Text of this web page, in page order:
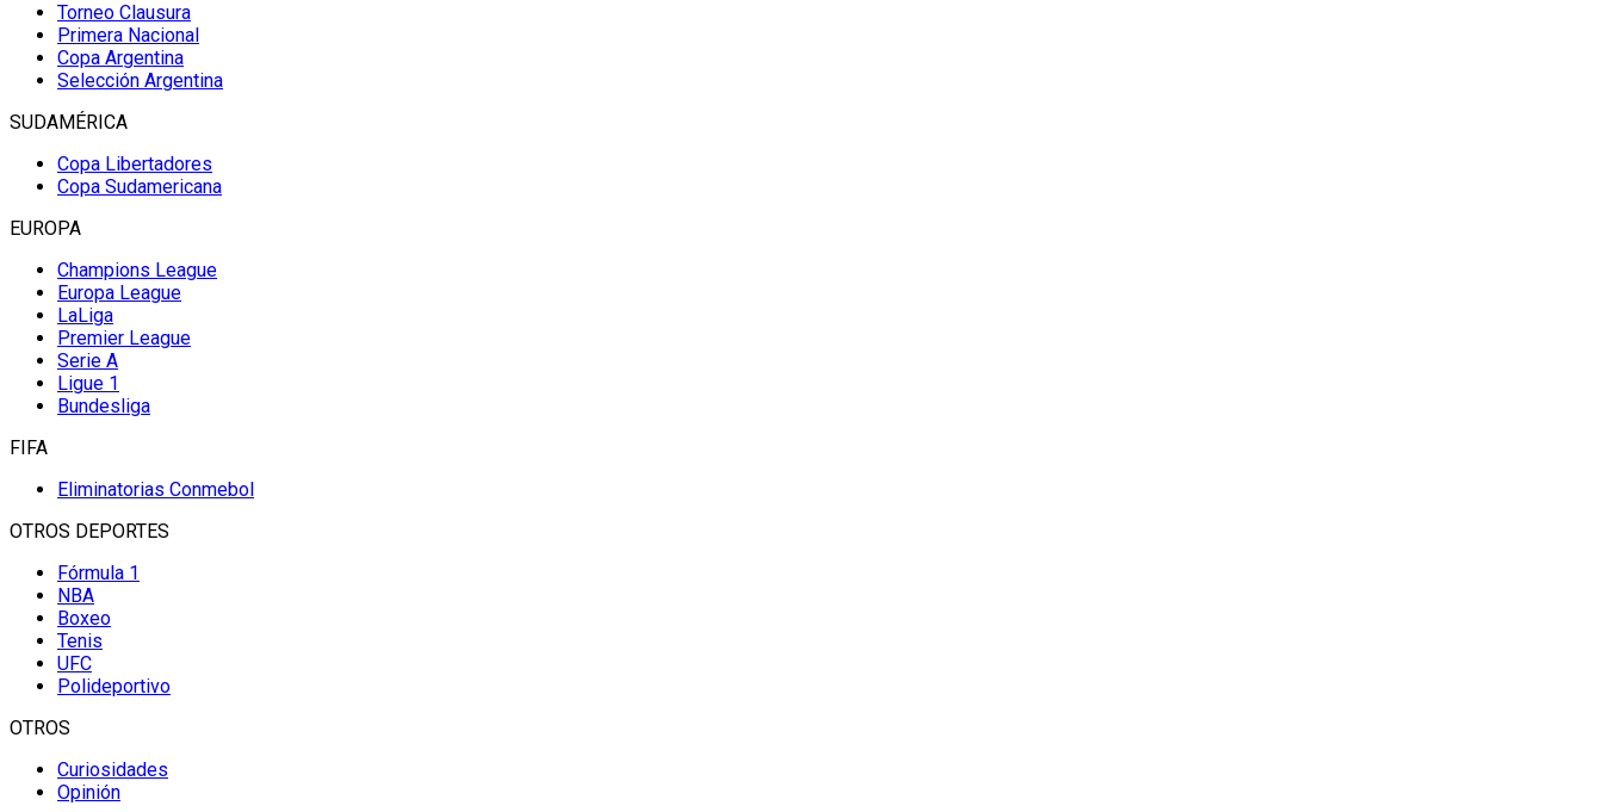
Torneo Clausura
Primera Nacional
Copa Argentina
Selección Argentina
SUDAMÉRICA
Copa Libertadores
Copa Sudamericana
EUROPA
Champions League
Europa League
LaLiga
Premier League
Serie A
Ligue 1
Bundesliga
FIFA
Eliminatorias Conmebol
OTROS DEPORTES
Fórmula 1
NBA
Boxeo
Tenis
UFC
Polideportivo
OTROS
Curiosidades
Opinión